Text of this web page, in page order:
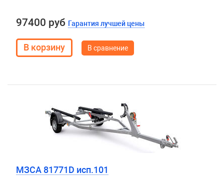
97400 руб Гарантия лучшей цены
В сравнение
МЗСА 81771D исп.101